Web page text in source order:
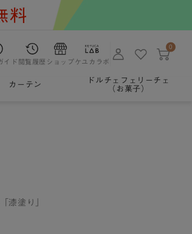
イド 閲覧履歴 ショップケユカラボ
0
カーテン
ドルチェフェリーチェ
（お菓子）
漆塗り」